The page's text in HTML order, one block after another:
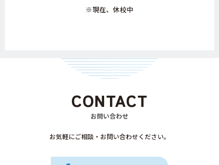
※現在、休校中
CONTACT
お問い合わせ
お気軽にご相談・お問い合わせください。